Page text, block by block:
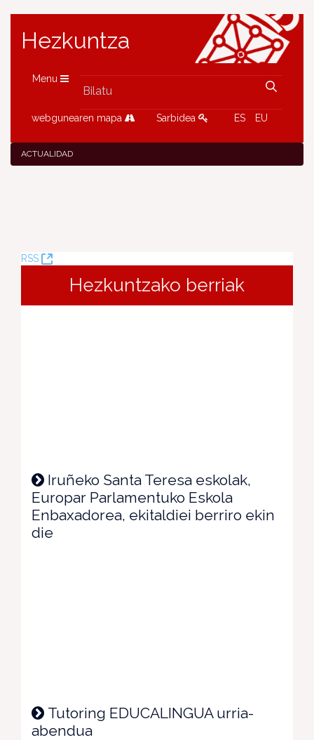
Hezkuntza
Menu
webgunearen mapa Sarbidea ES EU
ACTUALIDAD
RSS
(Leiho
ireki)Hezkuntzako berriak
Iruñeko Santa Teresa eskolak,
Europar Parlamentuko Eskola
Enbaxadorea, ekitaldiei berriro ekin
die
Tutoring EDUCALINGUA urria-
abendua